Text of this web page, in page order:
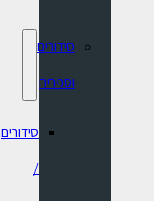
סידורים
וספרים
סידורים
/